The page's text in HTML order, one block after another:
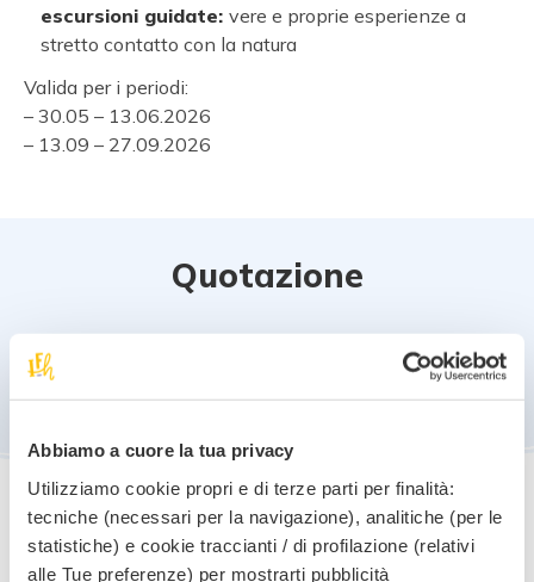
Abbiamo a cuore la tua privacy
Utilizziamo cookie propri e di terze parti per finalità:
tecniche (necessari per la navigazione), analitiche (per le
statistiche) e cookie traccianti / di profilazione (relativi
alle Tue preferenze) per mostrarti pubblicità
escursioni guidate: vere e proprie esperienze a
stretto contatto con la natura
Valida per i periodi:
– 30.05 – 13.06.2026
– 13.09 – 27.09.2026
Quotazione